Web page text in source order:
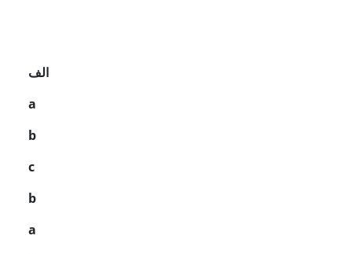
الف
a
b
c
b
a